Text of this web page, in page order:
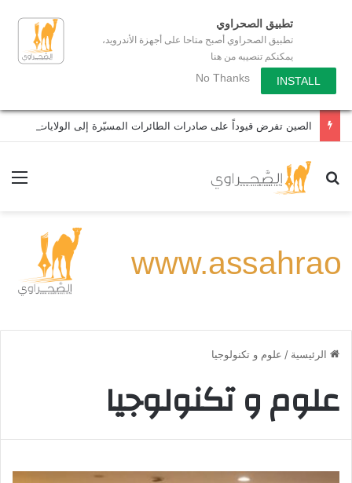
تطبيق الصحراوي
تطبيق الصحراوي أصبح متاحا على أجهزة الأندرويد،
يمكنكم تنصيبه من هنا
No Thanks INSTALL
بحث عن
الرئيسية / علوم و تكنولوجيا
علوم و تكنولوجيا